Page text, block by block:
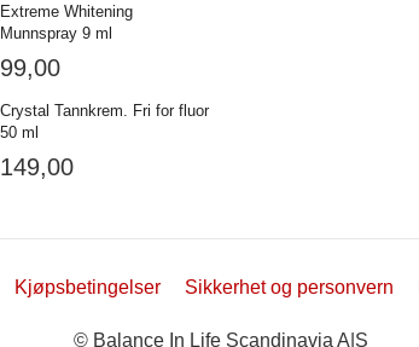
Extreme Whitening
Munnspray 9 ml
99,00
Crystal Tannkrem. Fri for fluor
50 ml
149,00
Kjøpsbetingelser Sikkerhet og personvern
© Balance In Life Scandinavia A|S